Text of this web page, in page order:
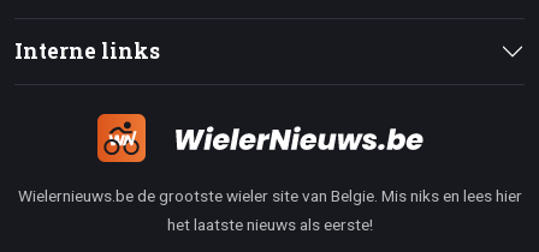
Interne links
Wielernieuws.be de grootste wieler site van Belgie. Mis niks en lees hier
het laatste nieuws als eerste!